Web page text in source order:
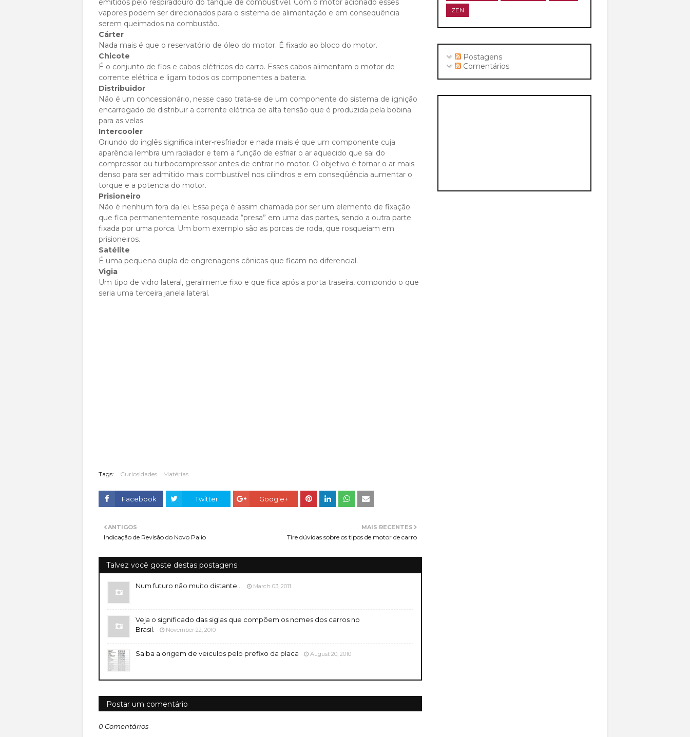
emitidos pelo respiradouro do tanque de combustível. Com o motor acionado esses
vapores podem ser direcionados para o sistema de alimentação e em conseqüência
serem queimados na combustão.
Cárter
Nada mais é que o reservatório de óleo do motor. É fixado ao bloco do motor.
Chicote
É o conjunto de fios e cabos elétricos do carro. Esses cabos alimentam o motor de
corrente elétrica e ligam todos os componentes a bateria.
Distribuidor
Não é um concessionário, nesse caso trata-se de um componente do sistema de ignição
encarregado de distribuir a corrente elétrica de alta tensão que é produzida pela bobina
para as velas.
Intercooler
Oriundo do inglês significa inter-resfriador e nada mais é que um componente cuja
aparência lembra um radiador e tem a função de esfriar o ar aquecido que sai do
compressor ou turbocompressor antes de entrar no motor. O objetivo é tornar o ar mais
denso para ser admitido mais combustível nos cilindros e em conseqüência aumentar o
torque e a potencia do motor.
Prisioneiro
Não é nenhum fora da lei. Essa peça é assim chamada por ser um elemento de fixação
que fica permanentemente rosqueada “presa” em uma das partes, sendo a outra parte
fixada por uma porca. Um bom exemplo são as porcas de roda, que rosqueiam em
prisioneiros.
Satélite
É uma pequena dupla de engrenagens cônicas que ficam no diferencial.
Vigia
Um tipo de vidro lateral, geralmente fixo e que fica após a porta traseira, compondo o que
seria uma terceira janela lateral.
Tags: Curiosidades Matérias
Facebook Twitter Google+
MAIS RECENTES
Tire dúvidas sobre os tipos de motor de carro
ANTIGOS
Indicação de Revisão do Novo Palio
Talvez você goste destas postagens
Num futuro não muito distante... March 03, 2011
Veja o significado das siglas que compõem os nomes dos carros no
Brasil.
November 22, 2010
Saiba a origem de veiculos pelo prefixo da placa August 20, 2010
Postar um comentário
0 Comentários
ZEN
Postagens
Comentários